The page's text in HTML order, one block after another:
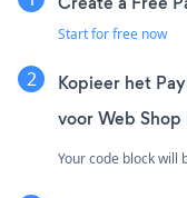
Start for free now
Kopieer het
voor Web Shop
Your code block will